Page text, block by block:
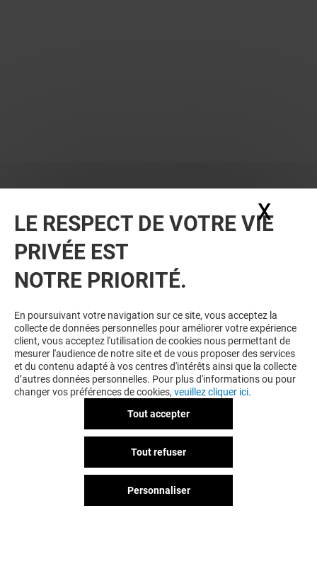
LE RESPECT DE VOTRE VIE
PRIVÉE EST
NOTRE PRIORITÉ.
En poursuivant votre navigation sur ce site, vous acceptez la
collecte de données personnelles pour améliorer votre expérience
client, vous acceptez l'utilisation de cookies nous permettant de
mesurer l'audience de notre site et de vous proposer des services
et du contenu adapté à vos centres d'intérêts ainsi que la collecte
d’autres données personnelles. Pour plus d'informations ou pour
changer vos préférences de cookies, veuillez cliquer ici.
Tout accepter
Tout refuser
Personnaliser
X